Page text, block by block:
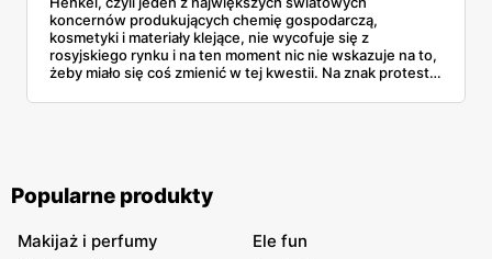
koncernów produkujących chemię gospodarczą,
kosmetyki i materiały klejące, nie wycofuje się z
rosyjskiego rynku i na ten moment nic nie wskazuje na to,
żeby miało się coś zmienić w tej kwestii. Na znak protestu
firmy. Dowiedz się więcej na ten temat!
Popularne produkty
Makijaż i perfumy
Ele fun